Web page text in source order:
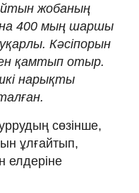
жобаның
400 мың шаршы
Кәсіпорын
қамтып отыр.
нарықты
сөзінше,
ұлғайтып,
елдеріне